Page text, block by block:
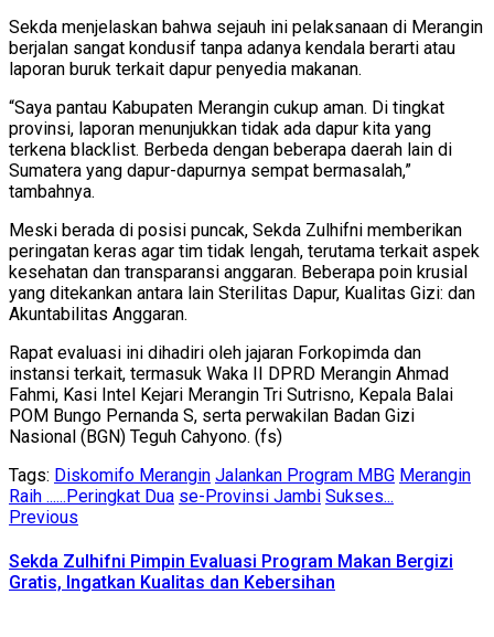
Sekda menjelaskan bahwa sejauh ini pelaksanaan di Merangin
berjalan sangat kondusif tanpa adanya kendala berarti atau
laporan buruk terkait dapur penyedia makanan.
“Saya pantau Kabupaten Merangin cukup aman. Di tingkat
provinsi, laporan menunjukkan tidak ada dapur kita yang
terkena blacklist. Berbeda dengan beberapa daerah lain di
Sumatera yang dapur-dapurnya sempat bermasalah,”
tambahnya.
Meski berada di posisi puncak, Sekda Zulhifni memberikan
peringatan keras agar tim tidak lengah, terutama terkait aspek
kesehatan dan transparansi anggaran. Beberapa poin krusial
yang ditekankan antara lain Sterilitas Dapur, Kualitas Gizi: dan
Akuntabilitas Anggaran.
Rapat evaluasi ini dihadiri oleh jajaran Forkopimda dan
instansi terkait, termasuk Waka II DPRD Merangin Ahmad
Fahmi, Kasi Intel Kejari Merangin Tri Sutrisno, Kepala Balai
POM Bungo Pernanda S, serta perwakilan Badan Gizi
Nasional (BGN) Teguh Cahyono. (fs)
Tags: Diskomifo Merangin Jalankan Program MBG Merangin
Raih ......Peringkat Dua se-Provinsi Jambi Sukses...
Continue
Reading
Previous
Sekda Zulhifni Pimpin Evaluasi Program Makan Bergizi
Gratis, Ingatkan Kualitas dan Kebersihan